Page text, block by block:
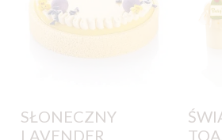
SŁONECZNY
LAVENDER